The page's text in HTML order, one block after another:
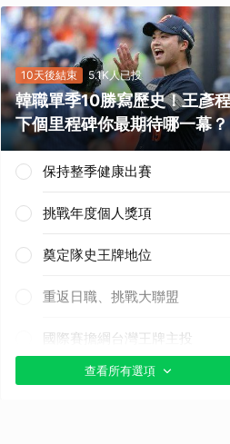
10天後結束 5.1K人已投
韓職單季10勝寫歷史！王彥程
下個里程碑你最期待哪一幕？
保持整季健康出賽
挑戰年度個人獎項
奠定隊史王牌地位
重返日職、挑戰大聯盟
國際賽擔綱台灣王牌主投
其他（歡迎貼文分享）
查看所有選項